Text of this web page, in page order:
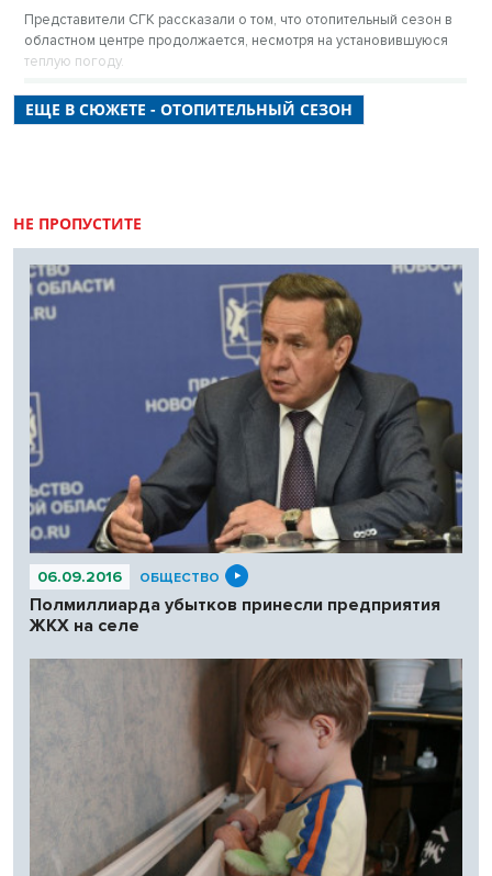
Представители СГК рассказали о том, что отопительный сезон в
областном центре продолжается, несмотря на установившуюся
теплую погоду.
ЕЩЕ В СЮЖЕТЕ - ОТОПИТЕЛЬНЫЙ СЕЗОН
НЕ ПРОПУСТИТЕ
06.09.2016 ОБЩЕСТВО
Полмиллиарда убытков принесли предприятия
ЖКХ на селе